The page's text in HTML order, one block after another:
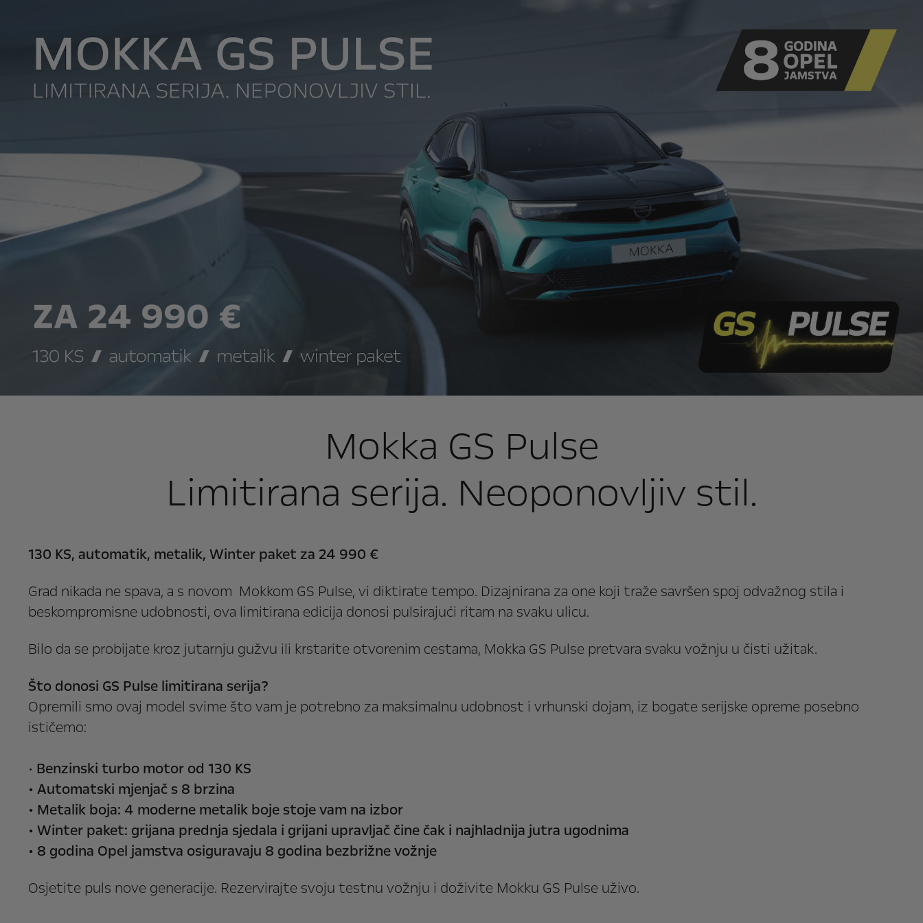
Mokka GS Pulse
Limitirana serija. Neoponovljiv stil.
130 KS, automatik, metalik, Winter paket za 24 990 €
Grad nikada ne spava, a s novom Mokkom GS Pulse, vi diktirate tempo. Dizajnirana za one koji traže savršen spoj odvažnog stila i
beskompromisne udobnosti, ova limitirana edicija donosi pulsirajući ritam na svaku ulicu.
Bilo da se probijate kroz jutarnju gužvu ili krstarite otvorenim cestama, Mokka GS Pulse pretvara svaku vožnju u čisti užitak.
Što donosi GS Pulse limitirana serija?
Opremili smo ovaj model svime što vam je potrebno za maksimalnu udobnost i vrhunski dojam, iz bogate serijske opreme posebno
ističemo:
• Benzinski turbo motor od 130 KS
• Automatski mjenjač s 8 brzina
• Metalik boja: 4 moderne metalik boje stoje vam na izbor
• Winter paket: grijana prednja sjedala i grijani upravljač čine čak i najhladnija jutra ugodnima
• 8 godina Opel jamstva osiguravaju 8 godina bezbrižne vožnje
Osjetite puls nove generacije. Rezervirajte svoju testnu vožnju i doživite Mokku GS Pulse uživo.